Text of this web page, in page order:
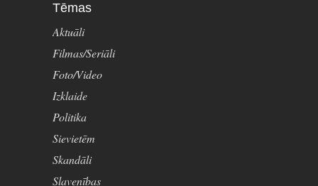
Tēmas
Aktuāli
Filmas/Seriāli
Foto/Video
Izklaide
Politika
Sievietēm
Skandāli
Slavenības